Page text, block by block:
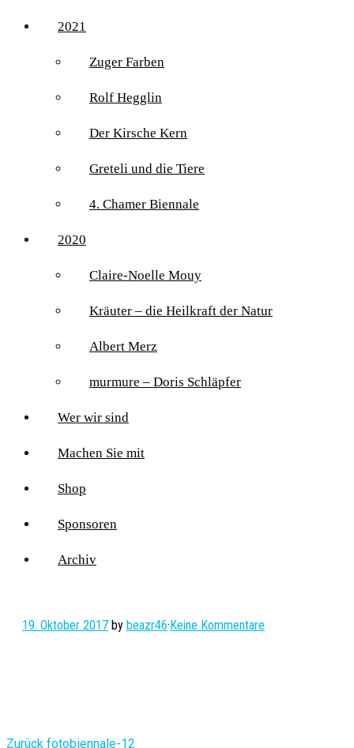
2021
Zuger Farben
Rolf Hegglin
Der Kirsche Kern
Greteli und die Tiere
4. Chamer Biennale
2020
Claire-Noelle Mouy
Kräuter – die Heilkraft der Natur
Albert Merz
murmure – Doris Schläpfer
Wer wir sind
Machen Sie mit
Shop
Sponsoren
Archiv
19. Oktober 2017 by beazr46· Keine Kommentare
Zurück Vorheriger
fotobiennale-12